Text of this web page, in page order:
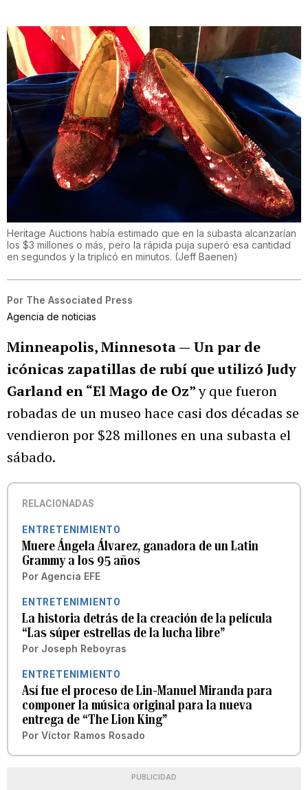
Heritage Auctions había estimado que en la subasta alcanzarían
los $3 millones o más, pero la rápida puja superó esa cantidad
en segundos y la triplicó en minutos. (Jeff Baenen)
Por The Associated Press
Agencia de noticias
Minneapolis, Minnesota — Un par de
icónicas zapatillas de rubí que utilizó Judy
Garland en “El Mago de Oz”y que fueron
robadas de un museo hace casi dos décadas se
vendieron por $28 millones en una subasta el
sábado.
RELACIONADAS
ENTRETENIMIENTO
Muere Ángela Álvarez, ganadora de un Latin
Grammy a los 95 años
Por Agencia EFE
ENTRETENIMIENTO
La historia detrás de la creación de la película
“Las súper estrellas de la lucha libre”
Por Joseph Reboyras
ENTRETENIMIENTO
Así fue el proceso de Lin-Manuel Miranda para
componer la música original para la nueva
entrega de “The Lion King”
Por Víctor Ramos Rosado
PUBLICIDAD